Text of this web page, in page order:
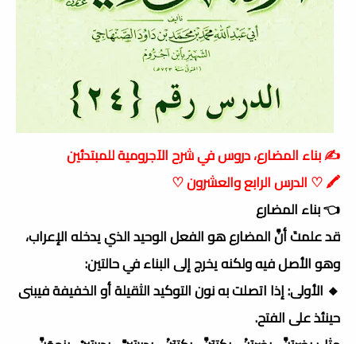
✍️ بناء المضارع، دروس في شرح الآجرومية للمبتدئين
🖍 ♡ الدرس الرابع والعشرون ♡
👈 بناء المضارع
قد علمتَ أنَّ المضارع هو الفعل الوحيد الذي يدخله الإعراب،
وهو الأصل فيه ولكنه يخرج إلى البناء في حالتين:
🔸 الأولى: إذا اتصلت به نون التوكيد الثقيلة أو الخفيفة فيبنى
حينئذ على الفتح.